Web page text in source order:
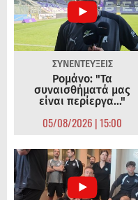
ΣΥΝΕΝΤΕΥΞΕΙΣ
Ρομάνο: "Τα
συναισθήματά μας
είναι περίεργα..."
05/08/2026 | 15:00